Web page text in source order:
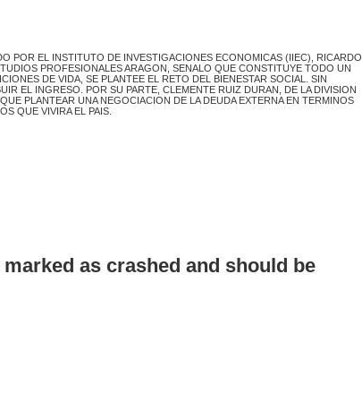
POR EL INSTITUTO DE INVESTIGACIONES ECONOMICAS (IIEC), RICARDO
PROFESIONALES ARAGON, SENALO QUE CONSTITUYE TODO UN
DE VIDA, SE PLANTEE EL RETO DEL BIENESTAR SOCIAL. SIN
EL INGRESO. POR SU PARTE, CLEMENTE RUIZ DURAN, DE LA DIVISION
PLANTEAR UNA NEGOCIACION DE LA DEUDA EXTERNA EN TERMINOS
QUE VIVIRA EL PAIS.
as crashed and should be